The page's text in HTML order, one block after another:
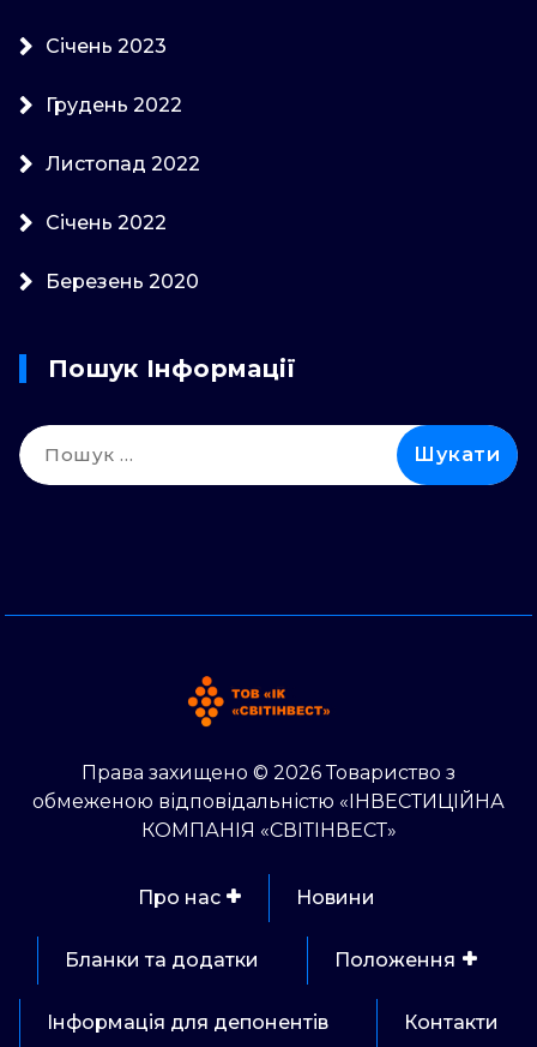
Січень 2023
Грудень 2022
Листопад 2022
Січень 2022
Березень 2020
Пошук Інформації
Пошук:
Права захищено © 2026 Товариство з
обмеженою відповідальністю «ІНВЕСТИЦІЙНА
КОМПАНІЯ «СВІТІНВЕСТ»
Про нас Новини
Бланки та додатки Положення
Інформація для депонентів Контакти